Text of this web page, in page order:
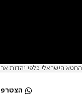
החטא הישראלי כלפי יהדות